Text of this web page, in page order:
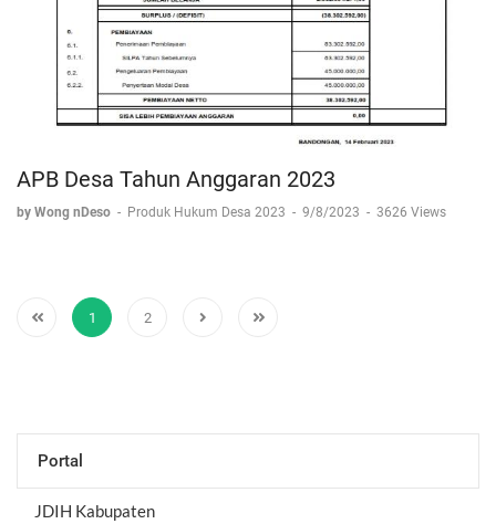
APB Desa Tahun Anggaran 2023
by Wong nDeso - Produk Hukum Desa 2023 - 9/8/2023 - 3626 Views
1 2
Portal
JDIH Kabupaten